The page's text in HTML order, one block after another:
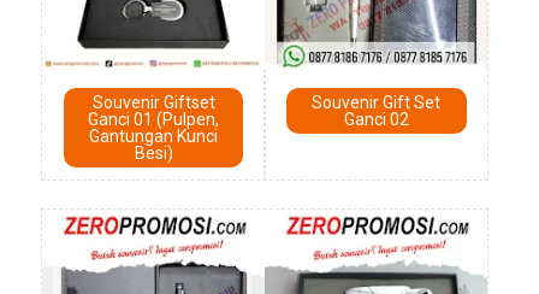
Souvenir Giftset
Ganci 01 (Pulpen,
Gantungan Kunci
Besi)
Souvenir Gift Set
Ganci 02